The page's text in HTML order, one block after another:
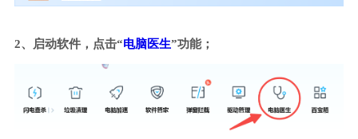
2、启动软件，点击“电脑医生”功能；